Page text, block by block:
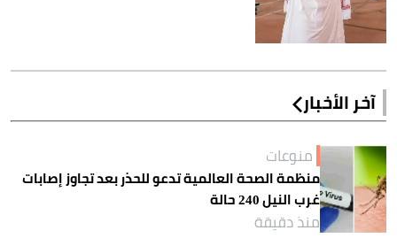
آخر الأخبار
منوعات
منظمة الصحة العالمية تدعو للحذر بعد تجاوز إصابات
غرب النيل 240 حالة
منذ دقيقة